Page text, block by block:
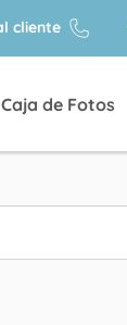
cliente
Caja de Fotos